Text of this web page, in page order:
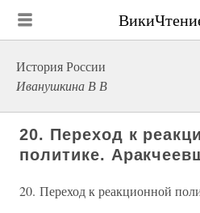
История России
Иванушкина В В
20. Переход к
политике.
20. Переход к реакционной